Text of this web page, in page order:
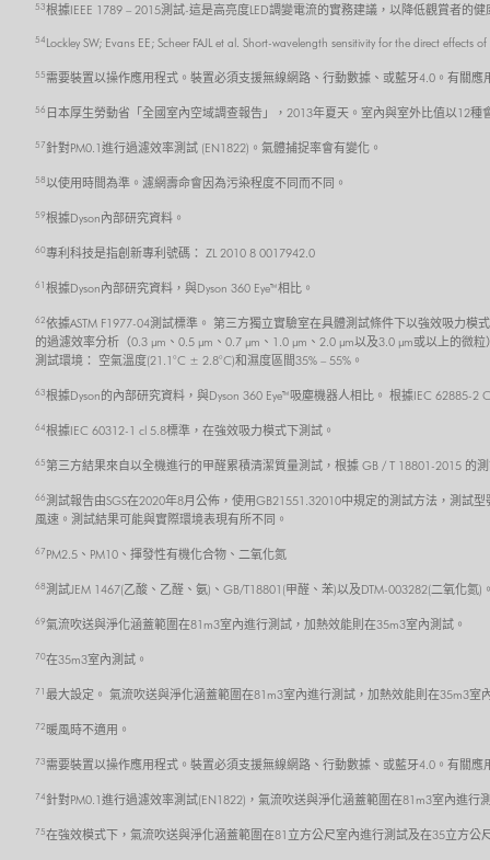
53根據IEEE 1789 – 2015測試-這是高亮度LED調變電流的實務建議，以降低觀賞者的健
54 Lockley SW; Evans EE; Scheer FAJL et al. Short-wavelength sensitivity for the direct
55 需要裝置以操作應用程式。裝置必須支援無線網路、行動數據、或藍牙4.0。有關
56 日本厚生勞動省「全國室內空域調查報告」，2013年夏天。室內與室外比值以12
57 針對PM0.1進行過濾效率測試 (EN1822)。氣體捕捉率會有變化。
58以使用時間為準。濾網壽命會因為污染程度不同而不同。
59根據Dyson內部研究資料。
60專利科技是指創新專利號碼： ZL 2010 8 0017942.0
61 根據Dyson內部研究資料，與Dyson 360 Eye™相比。
62依據ASTM F1977-04測試標準。 第三方獨立實驗室在具體測試條件下以強效吸力
的過濾效率分析（0.3 μm、0.5 μm、0.7 μm、1.0 μm、2.0 μm以及3.0 μm或以上的
測試環境： 空氣溫度(21.1°C ± 2.8°C)和濕度區間35% – 55%。
63根據Dyson的內部研究資料，與Dyson 360 Eye™吸塵機器人相比。 根據IEC 62885-2
64根據IEC 60312-1 cl 5.8標準，在強效吸力模式下測試。
65第三方結果來自以全機進行的甲醛累積清潔質量測試，根據 GB / T 18801-2015 的
66 測試報告由SGS在2020年8月公佈，使用GB21551.32010中規定的測試方法，測試
風速。測試結果可能與實際環境表現有所不同。
67 PM2.5、PM10、揮發性有機化合物、二氧化氮
68 測試JEM 1467(乙酸、乙醛、氨)、GB/T18801(甲醛、苯)以及DTM-003282(二氧化
69氣流吹送與淨化涵蓋範圍在81m3室內進行測試，加熱效能則在35m3室內測試。
70在35m3室內測試。
71 最大設定。 氣流吹送與淨化涵蓋範圍在81m3室內進行測試，加熱效能則在35m3室
72 暖風時不適用。
73 需要裝置以操作應用程式。裝置必須支援無線網路、行動數據、或藍牙4.0。有關
74 針對PM0.1進行過濾效率測試(EN1822)，氣流吹送與淨化涵蓋範圍在81m3室內進行
75在強效模式下，氣流吹送與淨化涵蓋範圍在81立方公尺室內進行測試及在35立方公